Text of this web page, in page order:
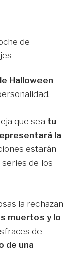
Halloween
que sea tu
la
estarán
de los
la rechazan
muertos y lo
de
de una